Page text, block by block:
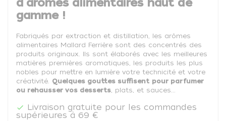
d'arômes alimentaires haut de
gamme !
Fabriqués par extraction et distillation, les arômes
alimentaires Mallard Ferrière sont des concentrés des
produits originaux. Ils sont élaborés avec les meilleures
matières premières aromatiques, les produits les plus
nobles pour mettre en lumière votre technicité et votre
créativité. Quelques gouttes suffisent pour parfumer
ou rehausser vos desserts, plats, et sauces...

Livraison gratuite pour les commandes
supérieures à 69 €